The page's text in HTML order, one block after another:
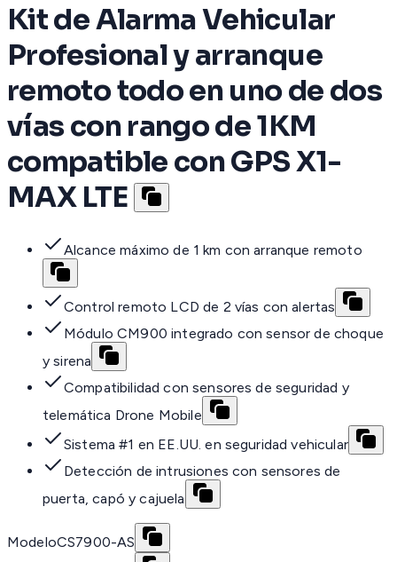
Kit de Alarma Vehicular
Profesional y arranque
remoto todo en uno de dos
vías con rango de 1KM
compatible con GPS X1-
MAX LTE
Alcance máximo de 1 km con arranque remoto
Control remoto LCD de 2 vías con alertas
Módulo CM900 integrado con sensor de choque
y sirena
Compatibilidad con sensores de seguridad y
telemática Drone Mobile
Sistema #1 en EE.UU. en seguridad vehicular
Detección de intrusiones con sensores de
puerta, capó y cajuela
ModeloCS7900-AS